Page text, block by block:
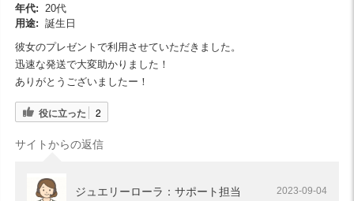
年代:
20代
用途: 誕生日
彼女のプレゼントで利用させていただきました。
迅速な発送で大変助かりました！
ありがとうございましたー！
役に立った 2
サイトからの返信
ジュエリーローラ：サポート担当 2023-09-04